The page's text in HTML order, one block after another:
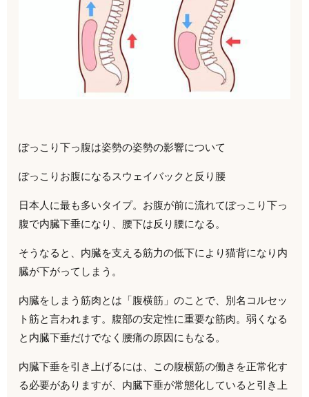
ぽっこり下っ腹は姿勢の姿勢の影響について
ぽっこりお腹になるスウェイバックと反り腰
日本人に最も多いタイプ。お腹が前に流れてぽっこり下っ
腹で内臓下垂になり、腰下は反り腰になる。
そうなると、内臓を支える筋力の低下により猫背になり内
臓が下がってしまう。
内臓をしまう筋肉とは「腹横筋」のことで、別名コルセッ
ト筋と言われます。腹部の安定性に重要な筋肉。弱くなる
と内臓下垂だけでなく腰痛の原因にもなる。
内臓下垂を引き上げるには、この腹横筋の働きを正常化す
る必要がありますが、内臓下垂が常態化していると引き上